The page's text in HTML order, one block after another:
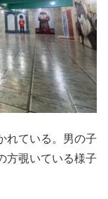
れている。男の子
方覗いている様子